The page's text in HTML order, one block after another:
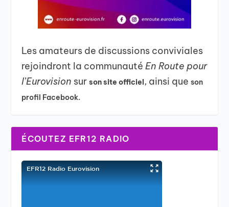
Les amateurs de discussions conviviales
rejoindront la communautéEn Route pour
l’Eurovision surson site officiel, ainsi queson
profil Facebook.
ÉCOUTEZ EFR12 RADIO